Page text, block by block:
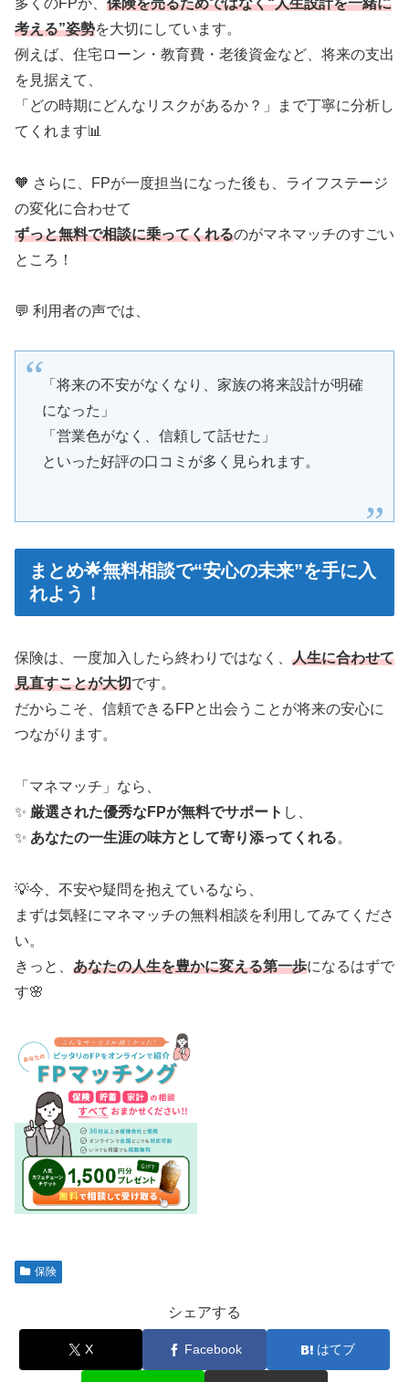
考える”姿勢を大切にしています。
例えば、住宅ローン・教育費・老後資金など、将来の支出
を見据えて、
「どの時期にどんなリスクがあるか？」まで丁寧に分析し
てくれます📊
🧡 さらに、FPが一度担当になった後も、ライフステージ
の変化に合わせて
ずっと無料で相談に乗ってくれるのがマネマッチのすごい
ところ！
💬 利用者の声では、
「将来の不安がなくなり、家族の将来設計が明確
になった」
「営業色がなく、信頼して話せた」
といった好評の口コミが多く見られます。
まとめ🌟無料相談で“安心の未来”を手に入
れよう！
保険は、一度加入したら終わりではなく、 人生に合わせて
見直すことが大切です。
だからこそ、信頼できるFPと出会うことが将来の安心に
つながります。
「マネマッチ」なら、
✨ 厳選された優秀なFPが無料でサポート し、
✨ あなたの一生涯の味方として寄り添ってくれる。
💡今、不安や疑問を抱えているなら、
まずは気軽にマネマッチの無料相談を利用してみてくださ
い。
きっと、 あなたの人生を豊かに変える第一歩になるはずで
す🌸
保険
シェアする
X Facebook はてブ